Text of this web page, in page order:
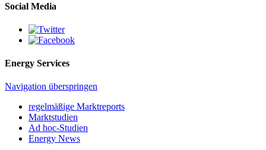
Social Media
Energy Services
Navigation überspringen
regelmäßige Marktreports
Marktstudien
Ad hoc-Studien
Energy News